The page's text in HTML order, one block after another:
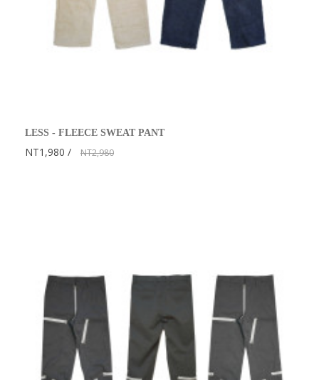
LESS - FLEECE SWEAT PANT
NT1,980 NT2,980